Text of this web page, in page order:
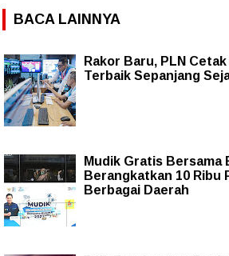
BACA LAINNYA
Rakor Baru, PLN
Terbaik Sepanjang
Mudik Gratis Bersama
Berangkatkan 10 Ribu
Berbagai Daerah